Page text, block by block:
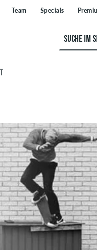
Team Specials